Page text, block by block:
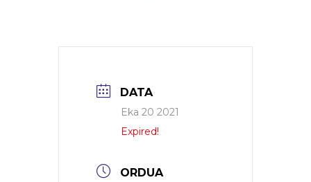
DATA
Eka 20 2021
Expired!
ORDUA